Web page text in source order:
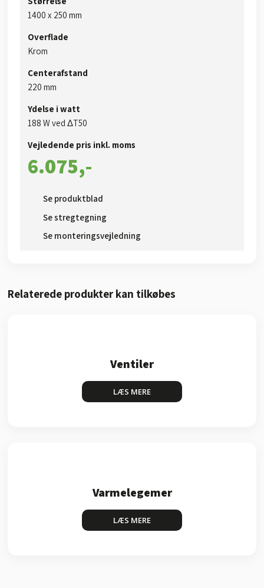
​1400 x 250 mm​​
Overflade
Krom​
Centerafstand
220 mm
Ydelse i watt
188 W ved ΔT50
Vejledende pris inkl. moms​
6.075,-​
Se produktblad​
Se stregtegning
Se monteringsvejledning
Relaterede produkter kan tilkøbes​
Ventiler
LÆS MERE​
Varmelegemer
LÆS MERE​